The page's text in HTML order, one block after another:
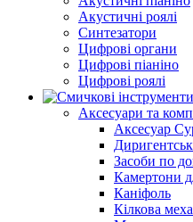
Акустичні роялі
Синтезатори
Цифрові органи
Цифрові піаніно
Цифрові роялі
Аксесуари та
Аксесуар
Засоби по
Камертони
Каніфоль
Кілкова